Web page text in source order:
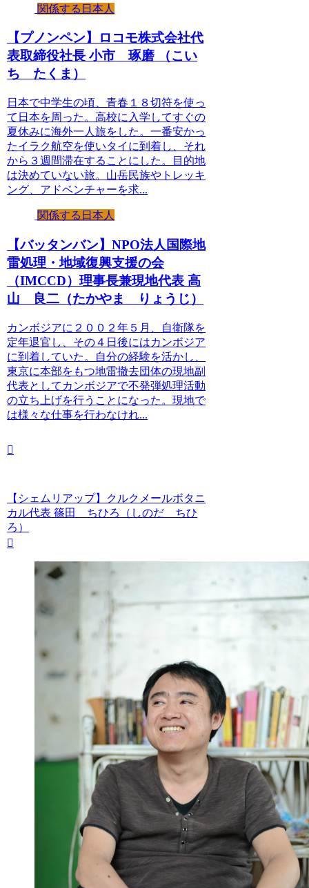
関係する日本人
【プノンペン】ロコモ株式会社代
表取締役社長 小市 琢磨 （こい
ち たくま）
日本で中学生の頃、青春１８切符を使っ
て日本を周った。高校に入学してすぐの
夏休みに海外一人旅をした。一番安かっ
たイラク航空を使いタイに到着し、それ
から３週間滞在することにした。目的地
は決めていない旅。山岳民族やトレッキ
ング、アドベンチャーを求...
関係する日本人
【バッタンバン】NPO法人国際地
雷処理・地域復興支援の会
（IMCCD）理事長兼現地代表 高
山 良二（たかやま りょうじ）
カンボジアに２００２年５月、自衛隊を
定年退官し、その４日後にはカンボジア
に到着していた。自分の経験を活かし、
東京に本部をもつ地雷撤去団体の現地副
代表としてカンボジアで不発弾処理活動
の立ち上げを行うことになった。現地で
は様々な仕事を行わなけれ...
【シェムリアップ】クルクメールボタニ
カル代表 篠田 ちひろ（しのだ ちひ
ろ）